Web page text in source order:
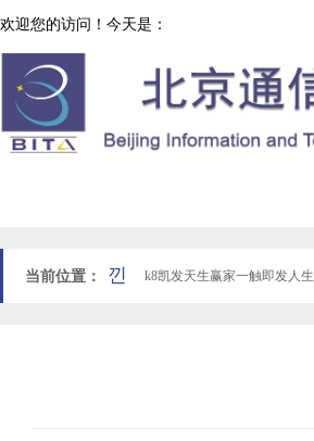
欢迎您的访问！今天是：
当前位置： k8凯发天生赢家一触即发人生
낀